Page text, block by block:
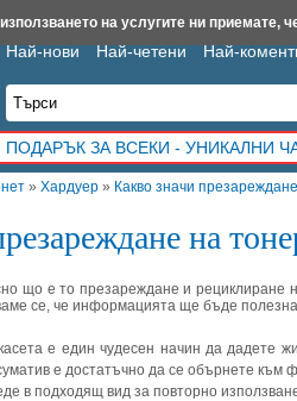
» Хардуер » Какво значи
на
що е то презареждане и рециклиране
се, че информацията ще бъде
е един чудесен начин да дадете
е достатъчно да се обърнете към
в подходящ вид за повторно
Най-нови Най-четени Най-
ПОДАРЪК ЗА ВСЕКИ - УНИКАЛНИ
NewAge.bg на услугите ни приемате,